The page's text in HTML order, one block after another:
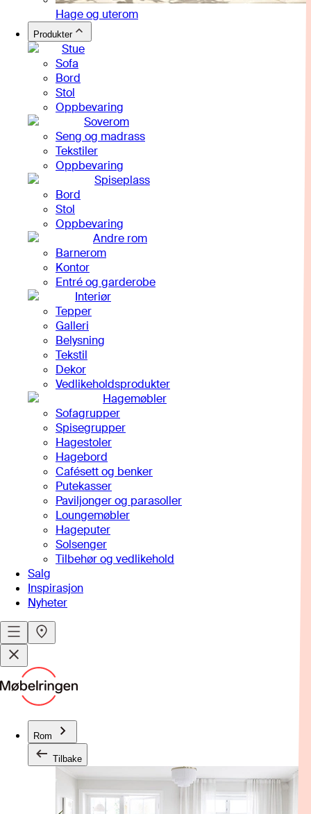
Hage og uterom
Produkter
Stue
Sofa
Bord
Stol
Oppbevaring
Soverom
Seng og madrass
Tekstiler
Oppbevaring
Spiseplass
Bord
Stol
Oppbevaring
Andre rom
Barnerom
Kontor
Entré og garderobe
Interiør
Tepper
Galleri
Belysning
Tekstil
Dekor
Vedlikeholdsprodukter
Hagemøbler
Sofagrupper
Spisegrupper
Hagestoler
Hagebord
Cafésett og benker
Putekasser
Paviljonger og parasoller
Loungemøbler
Hageputer
Solsenger
Tilbehør og vedlikehold
Salg
Inspirasjon
Nyheter
Rom
Tilbake